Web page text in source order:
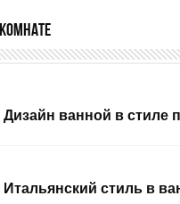
Дизайн ванной в стиле
Итальянский стиль в